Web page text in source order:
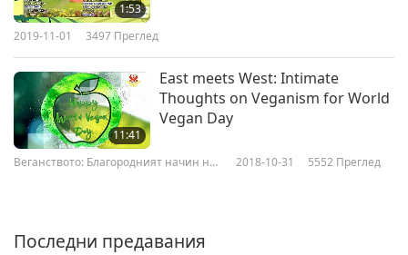
1:53
2019-11-01 3497 Преглед
11:41
East meets West: Intimate
Thoughts on Veganism for World
Vegan Day
Веганството: Благородният начин на
2018-10-31 5552 Преглед
Последни предавания